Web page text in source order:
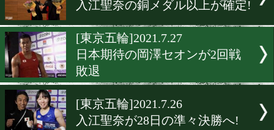
[東京五輪]2021.7.29
日本代表の森脇唯人が2回
退
入江聖奈の銅メダル以上が